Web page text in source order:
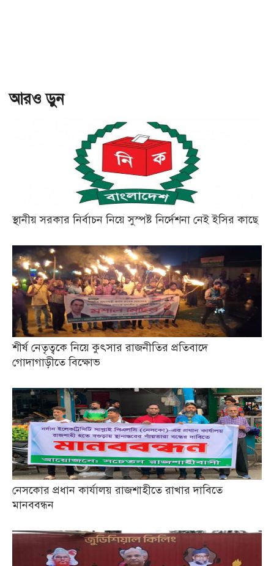
আরও ড়ুন
স্থানীয় সরকার নির্বাচন নিয়ে সুস্পষ্ট নির্দেশনা নেই ইসির কাছে
শীর্ষ নেতৃত্বকে নিয়ে কুৎসার রাজনীতির প্রতিবাদে
গোদাগাড়ীতে বিক্ষোভ
নেসকোর প্রধান কার্যালয় রাজশাহীতে রাখার দাবিতে
মানববন্ধন